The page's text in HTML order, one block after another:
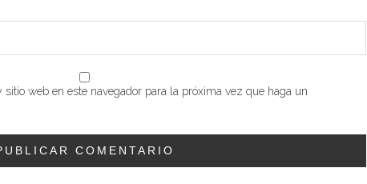
web en este navegador para la próxima vez que haga un